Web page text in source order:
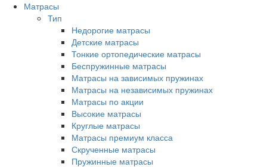
Матрасы
Тип
Недорогие матрасы
Детские матрасы
Тонкие ортопедические матрасы
Беспружинные матрасы
Матрасы на зависимых пружинах
Матрасы на независимых пружинах
Матрасы по акции
Высокие матрасы
Круглые матрасы
Матрасы премиум класса
Скрученные матрасы
Пружинные матрасы